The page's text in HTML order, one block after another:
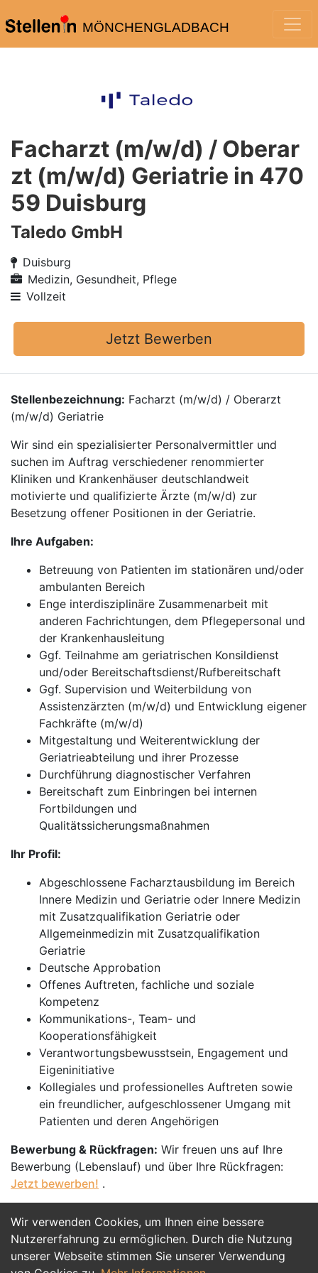
MÖNCHENGLADBACH
Wir verwenden Cookies, um Ihnen eine bessere
Nutzererfahrung zu ermöglichen. Durch die Nutzung
unserer Webseite stimmen Sie unserer Verwendung
Facharzt (m/w/d) / Oberar
zt (m/w/d) Geriatrie in 470
59 Duisburg
Taledo GmbH
Duisburg
Medizin, Gesundheit, Pflege
Vollzeit
Jetzt Bewerben
Stellenbezeichnung: Facharzt (m/w/d) / Oberarzt
(m/w/d) Geriatrie
Wir sind ein spezialisierter Personalvermittler und
suchen im Auftrag verschiedener renommierter
Kliniken und Krankenhäuser deutschlandweit
motivierte und qualifizierte Ärzte (m/w/d) zur
Besetzung offener Positionen in der Geriatrie.
Ihre Aufgaben:
Betreuung von Patienten im stationären und/oder
ambulanten Bereich
Enge interdisziplinäre Zusammenarbeit mit
anderen Fachrichtungen, dem Pflegepersonal und
der Krankenhausleitung
Ggf. Teilnahme am geriatrischen Konsildienst
und/oder Bereitschaftsdienst/Rufbereitschaft
Ggf. Supervision und Weiterbildung von
Assistenzärzten (m/w/d) und Entwicklung eigener
Fachkräfte (m/w/d)
Mitgestaltung und Weiterentwicklung der
Geriatrieabteilung und ihrer Prozesse
Durchführung diagnostischer Verfahren
Bereitschaft zum Einbringen bei internen
Fortbildungen und
Qualitätssicherungsmaßnahmen
Ihr Profil:
Abgeschlossene Facharztausbildung im Bereich
Innere Medizin und Geriatrie oder Innere Medizin
mit Zusatzqualifikation Geriatrie oder
Allgemeinmedizin mit Zusatzqualifikation
Geriatrie
Deutsche Approbation
Offenes Auftreten, fachliche und soziale
Kompetenz
Kommunikations-, Team- und
Kooperationsfähigkeit
Verantwortungsbewusstsein, Engagement und
Eigeninitiative
Kollegiales und professionelles Auftreten sowie
ein freundlicher, aufgeschlossener Umgang mit
Patienten und deren Angehörigen
Bewerbung & Rückfragen: Wir freuen uns auf Ihre
Bewerbung (Lebenslauf) und über Ihre Rückfragen:
Jetzt bewerben! .
Jetzt Bewerben